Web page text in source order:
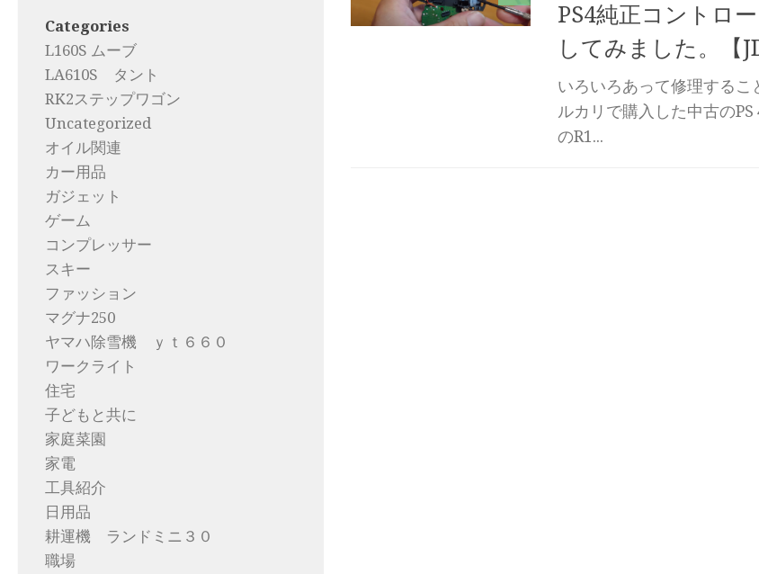
PS4純正コントロ
してみました。【
いろいろあって修理するこ
ルカリで購入した中古の
のR1...
Categories
L160S ムーブ
LA610S タント
RK2ステップワゴン
Uncategorized
オイル関連
カー用品
ガジェット
ゲーム
コンプレッサー
スキー
ファッション
マグナ250
ヤマハ除雪機 ｙｔ６６０
ワークライト
住宅
子どもと共に
家庭菜園
家電
工具紹介
日用品
耕運機 ランドミニ３０
職場